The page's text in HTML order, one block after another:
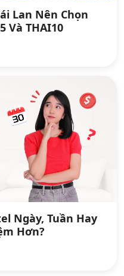
Lan Nên Chọn
Và THAI10
Ngày, Tuần Hay
Hơn?